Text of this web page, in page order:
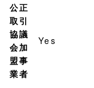
公正
取引
協議
会加
盟事
業者
Yes